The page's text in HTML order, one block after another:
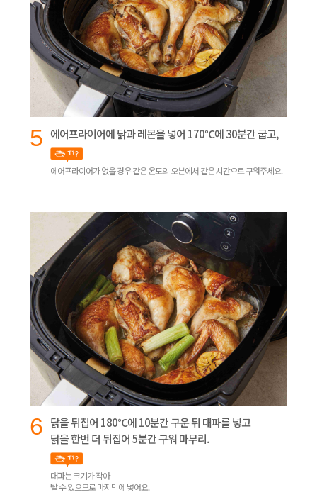
5 에어프라이어에 닭과 레몬을 넣어 170℃에 30분간 굽고,
에어프라이어가 없을 경우 같은 온도의 오븐에서 같은 시간으로 구워주세요.
6 닭을 뒤집어 180℃에 10분간 구운 뒤 대파를 넣고
닭을 한번 더 뒤집어 5분간 구워 마무리.
대파는 크기가 작아
탈 수 있으므로 마지막에 넣어요.